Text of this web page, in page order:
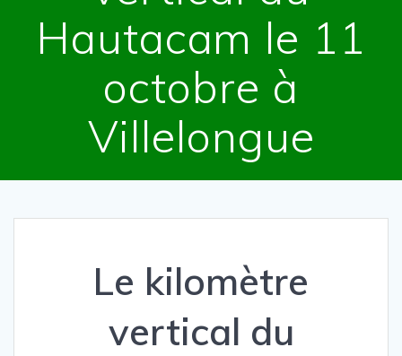
Hautacam le 11
octobre à
Villelongue
Le kilomètre
vertical du